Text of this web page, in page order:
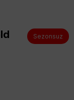
Sezonsuz